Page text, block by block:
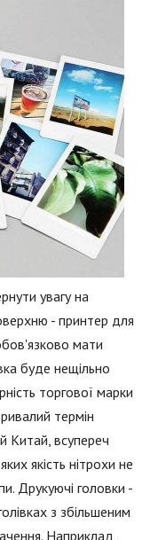
увагу на
- принтер для
мати
буде нещільно
торгової марки
термін
Китай, всупереч
якість нітрохи не
Друкуючі головки -
з збільшеним
Наприклад,